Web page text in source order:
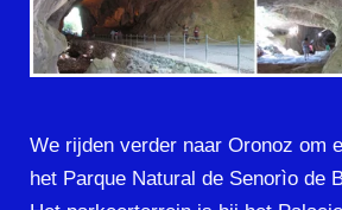
We rijden verder naar Oronoz om
het Parque Natural de Senorìo de